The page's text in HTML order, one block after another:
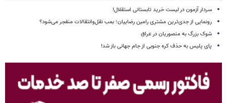
سردار آزمون در لیست خرید تابستانی استقلال!
رونمایی از جدی‌ترین مشتری رامین رضاییان؛ بمب نقل‌وانتقالات منفجر می‌شود؟
شوک بزرگ به منصوریان در عراق
پای پلیس به حذف کره جنوبی از جام جهانی باز شد!